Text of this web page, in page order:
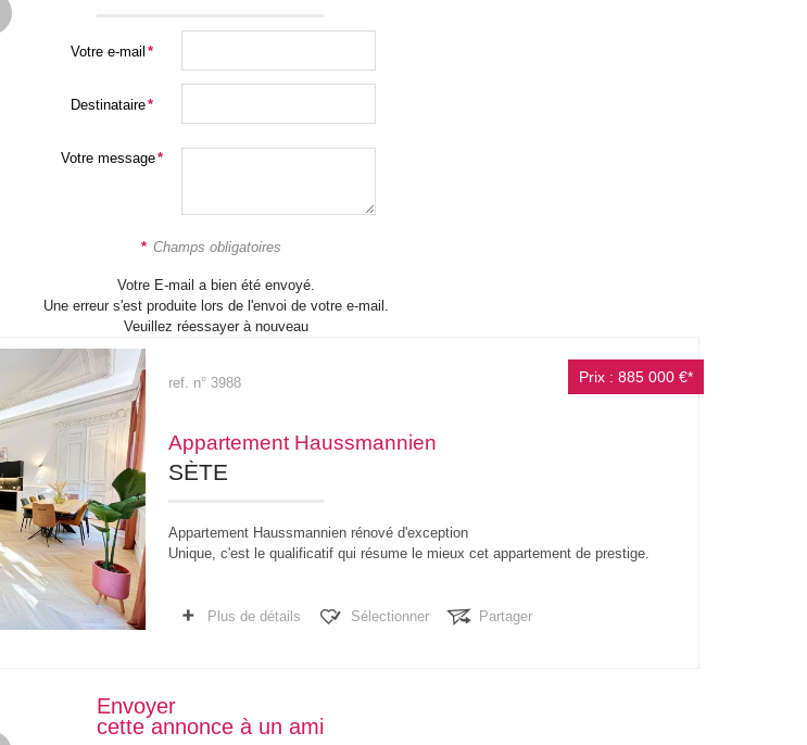
Votre e-mail *
Destinataire*
Votre message*
* Champs obligatoires
Votre E-mail a bien été envoyé.
Une erreur s'est produite lors de l'envoi de votre e-mail.
Veuillez réessayer à nouveau
Prix : 885 000 €*
ref. n° 3988
Appartement Haussmannien
SÈTE
Appartement Haussmannien rénové d'exception
Unique, c'est le qualificatif qui résume le mieux cet appartement de prestige.
avec ascenseur entièrement rénové, découvrez...
Plus de détails Sélectionner Partager
Envoyer
cette annonce à un ami